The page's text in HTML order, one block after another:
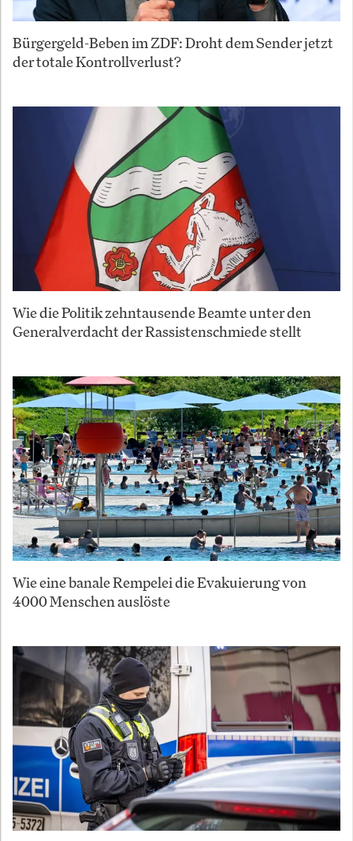
Bürgergeld-Beben im ZDF: Droht dem Sender jetzt
der totale Kontrollverlust?
Wie die Politik zehntausende Beamte unter den
Generalverdacht der Rassistenschmiede stellt
Wie eine banale Rempelei die Evakuierung von
4000 Menschen auslöste